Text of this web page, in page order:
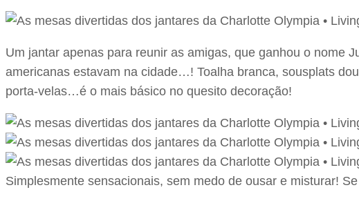
Um jantar apenas para reunir as amigas, que ganhou o nome
americanas estavam na cidade…! Toalha branca, sousplats
porta-velas…é o mais básico no quesito decoração!
Simplesmente sensacionais, sem medo de ousar e misturar!